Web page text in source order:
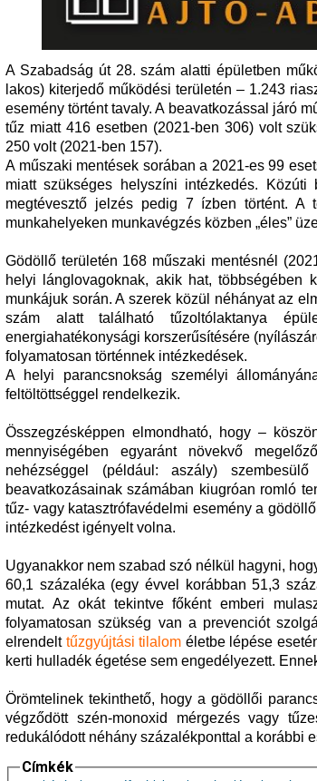
A Szabadság út 28. szám alatti épületben
lakos) kiterjedő működési területén – 1.243
esemény történt tavaly. A beavatkozással járó
tűz miatt 416 esetben (2021-ben 306) volt
250 volt (2021-ben 157).
A műszaki mentések sorában a 2021-es 99
miatt szükséges helyszíni intézkedés.
megtévesztő jelzés pedig 7 ízben történt. A
munkahelyeken munkavégzés közben „éles”
Gödöllő területén 168 műszaki mentésnél
helyi lánglovagoknak, akik hat, többségében
munkájuk során. A szerek közül néhányat az
szám alatt található tűzoltólaktanya
energiahatékonysági korszerűsítésére
folyamatosan történnek intézkedések.
A helyi parancsnokság személyi
feltöltöttséggel rendelkezik.
Összegzésképpen elmondható, hogy –
mennyiségében egyaránt növekvő
nehézséggel (például: aszály)
beavatkozásainak számában kiugróan romló
tűz- vagy katasztrófavédelmi esemény a
intézkedést igényelt volna.
Ugyanakkor nem szabad szó nélkül hagyni,
60,1 százaléka (egy évvel korábban 51,3
mutat. Az okát tekintve főként emberi
folyamatosan szükség van a prevenciót
elrendelt tűzgyújtási tilalom életbe lépése
kerti hulladék égetése sem engedélyezett.
Örömtelinek tekinthető, hogy a gödöllői
végződött szén-monoxid mérgezés vagy
redukálódott néhány százalékponttal a korábbi
Címkék